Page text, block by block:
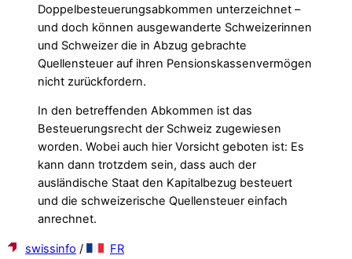
Doppelbesteuerungsabkommen unterzeichnet –
und doch können ausgewanderte Schweizerinnen
und Schweizer die in Abzug gebrachte
Quellensteuer auf ihren Pensionskassenvermögen
nicht zurückfordern.
In den betreffenden Abkommen ist das
Besteuerungsrecht der Schweiz zugewiesen
worden. Wobei auch hier Vorsicht geboten ist: Es
kann dann trotzdem sein, dass auch der
ausländische Staat den Kapitalbezug besteuert
und die schweizerische Quellensteuer einfach
anrechnet.
swissinfo / FR